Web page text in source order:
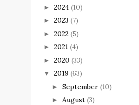
► 2024 (10)
► 2023 (7)
► 2022 (5)
► 2021 (4)
► 2020 (33)
▼ 2019 (63)
► September (10)
► August (3)